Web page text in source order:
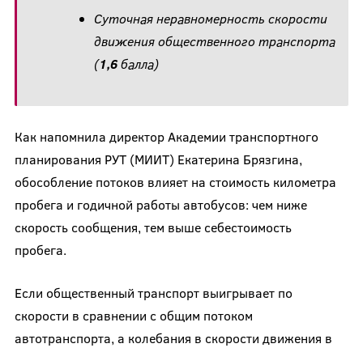
Суточная неравномерность скорости
движения общественного транспорта
(1,6балла)
Как напомнила директор Академии транспортного
планирования РУТ (МИИТ) Екатерина Брязгина,
обособление потоков влияет на стоимость километра
пробега и годичной работы автобусов: чем ниже
скорость сообщения, тем выше себестоимость
пробега.
Если общественный транспорт выигрывает по
скорости в сравнении с общим потоком
автотранспорта, а колебания в скорости движения в